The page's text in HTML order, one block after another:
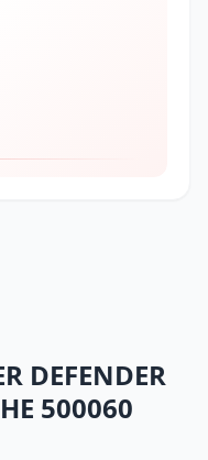
DEFENDER
500060